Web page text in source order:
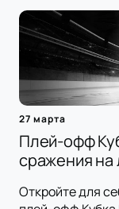
27 марта
Плей-офф
сражения на
Откройте для